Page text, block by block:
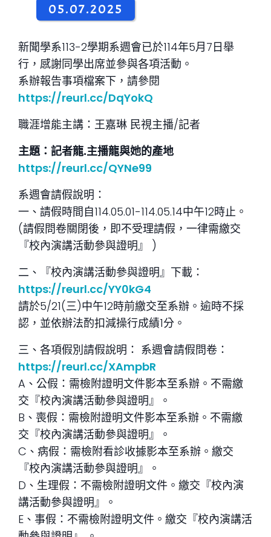
05.07.2025
新聞學系113-2學期系週會已於114年5月7日舉
行，感謝同學出席並參與各項活動。
系辦報告事項檔案下，請參閱
https://reurl.cc/DqYokQ
職涯增能主講：王嘉琳 民視主播/記者
主題：記者龍.主播龍與她的產地
https://reurl.cc/QYNe99
系週會請假說明：
一、請假時間自114.05.01-114.05.14中午12時止。
(請假問卷關閉後，即不受理請假，一律需繳交
『校內演講活動參與證明』 )
二、『校內演講活動參與證明』下載：
https://reurl.cc/YY0kG4
請於5/21(三)中午12時前繳交至系辦。逾時不採
認，並依辦法酌扣減操行成績1分。
三、各項假別請假說明： 系週會請假問卷：
https://reurl.cc/XAmpbR
A、公假：需檢附證明文件影本至系辦。不需繳
交『校內演講活動參與證明』。
B、喪假：需檢附證明文件影本至系辦。不需繳
交『校內演講活動參與證明』。
C、病假：需檢附看診收據影本至系辦。繳交
『校內演講活動參與證明』。
D、生理假：不需檢附證明文件。繳交『校內演
講活動參與證明』。
E、事假：不需檢附證明文件。繳交『校內演講活